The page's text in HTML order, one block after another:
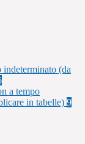
indeterminato (da
a tempo
in tabelle) 9